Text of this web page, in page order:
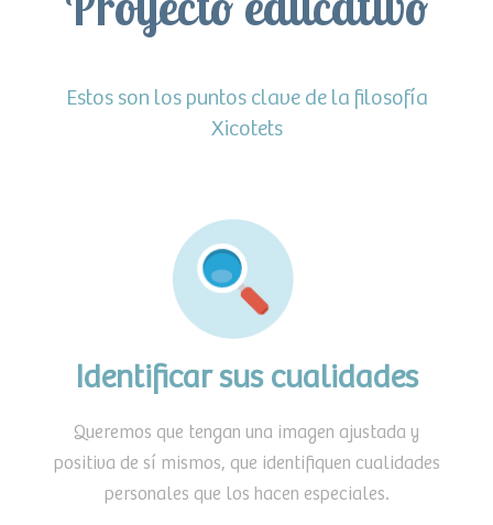
Estos son los puntos clave de la filosofía
Xicotets
Identificar sus cualidades
Queremos que tengan una imagen ajustada y
positiva de sí mismos, que identifiquen cualidades
personales que los hacen especiales.